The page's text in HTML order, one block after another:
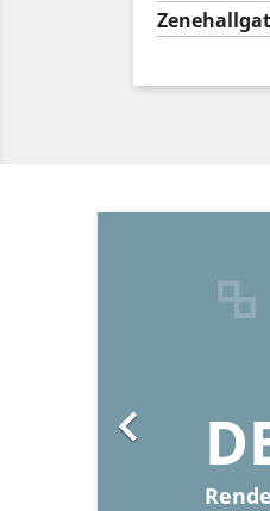

Előző